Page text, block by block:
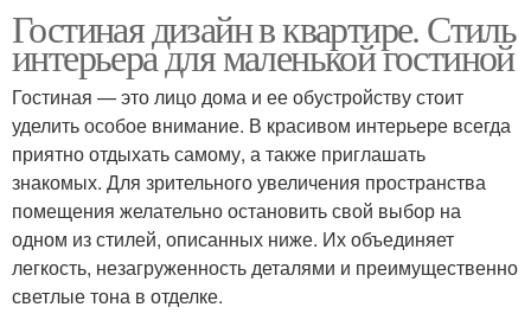
Гостиная дизайн в квартире. Стиль
интерьера для маленькой гостиной
Гостиная — это лицо дома и ее обустройству стоит
уделить особое внимание. В красивом интерьере всегда
приятно отдыхать самому, а также приглашать
знакомых. Для зрительного увеличения пространства
помещения желательно остановить свой выбор на
одном из стилей, описанных ниже. Их объединяет
легкость, незагруженность деталями и преимущественно
светлые тона в отделке.